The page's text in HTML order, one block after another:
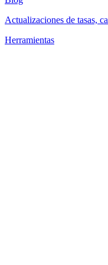
Actualizaciones de tasas,
Herramientas